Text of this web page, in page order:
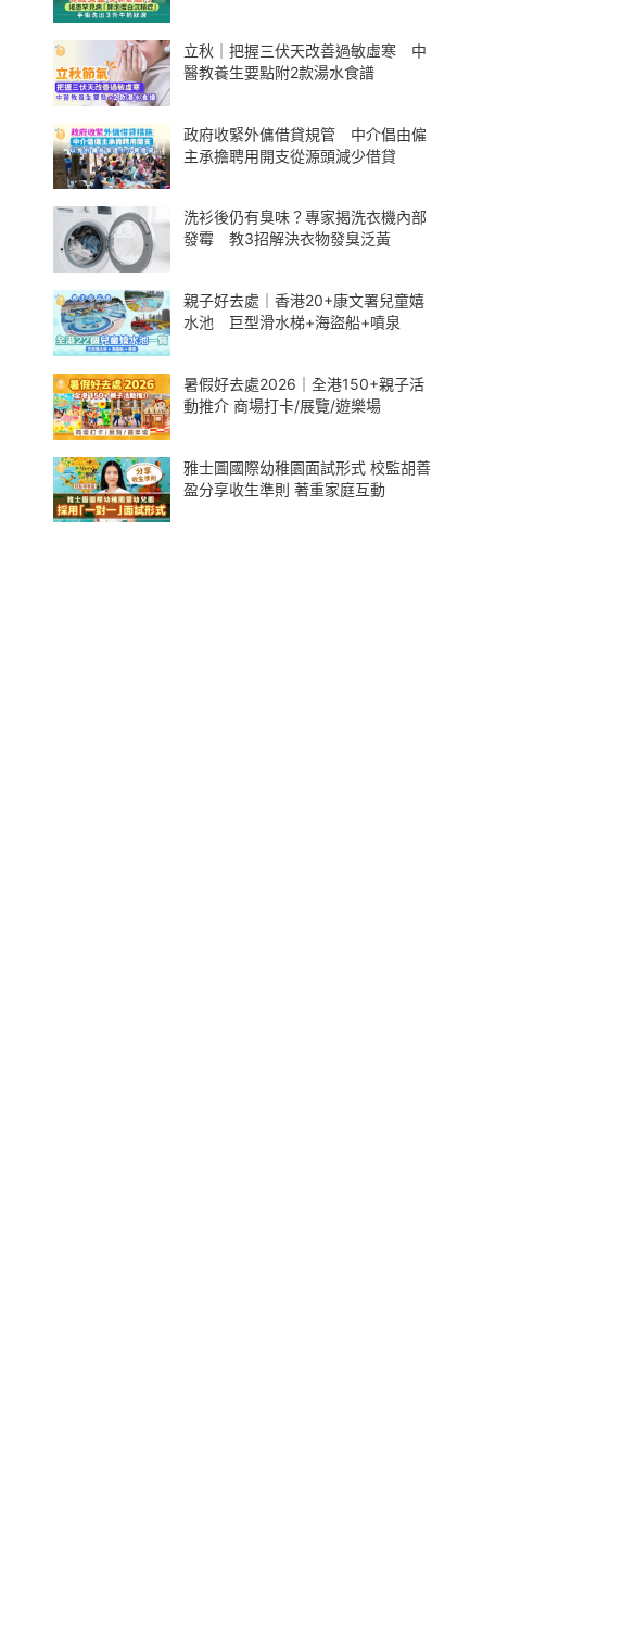
立秋｜把握三伏天改善過敏虛寒 中
醫教養生要點附2款湯水食譜
政府收緊外傭借貸規管 中介倡由僱
主承擔聘用開支從源頭減少借貸
洗衫後仍有臭味？專家揭洗衣機內部
發霉 教3招解決衣物發臭泛黃
親子好去處｜香港20+康文署兒童嬉
水池 巨型滑水梯+海盜船+噴泉
暑假好去處2026｜全港150+親子活
動推介 商場打卡/展覽/遊樂場
雅士圖國際幼稚園面試形式 校監胡善
盈分享收生準則 著重家庭互動